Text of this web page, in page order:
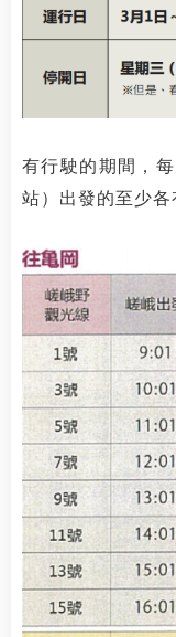
有行駛的期間，
站）出發的至少各